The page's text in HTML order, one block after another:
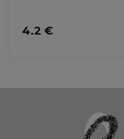
17 €